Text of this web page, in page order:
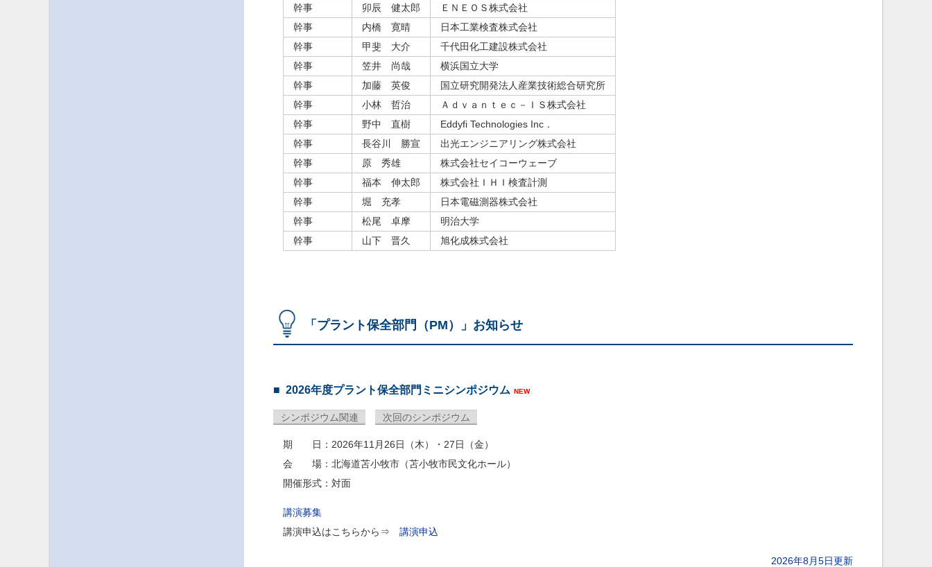
幹事
卯辰 健太郎
ＥＮＥＯＳ株式会社
幹事
内橋 寛晴
日本工業検査株式会社
幹事
甲斐 大介
千代田化工建設株式会社
幹事
笠井 尚哉
横浜国立大学
幹事
加藤 英俊
国立研究開発法人産業技術総合研究所
幹事
小林 哲治
Ａｄｖａｎｔｅｃ－ＩＳ株式会社
幹事
野中 直樹
Eddyfi Technologies Inc．
幹事
長谷川 勝宣
出光エンジニアリング株式会社
幹事
原 秀雄
株式会社セイコーウェーブ
幹事
福本 伸太郎
株式会社ＩＨＩ検査計測
幹事
堀 充孝
日本電磁測器株式会社
幹事
松尾 卓摩
明治大学
幹事
山下 晋久 旭化成株式会社
「プラント保全部門（PM）」お知らせ
2026年度プラント保全部門ミニシンポジウム NEW
シンポジウム関連 次回のシンポジウム
期 日：2026年11月26日（木）・27日（金）
会 場：北海道苫小牧市（苫小牧市民文化ホール）
開催形式：対面
講演募集
講演申込はこちらから⇒ 講演申込
2026年8月5日更新